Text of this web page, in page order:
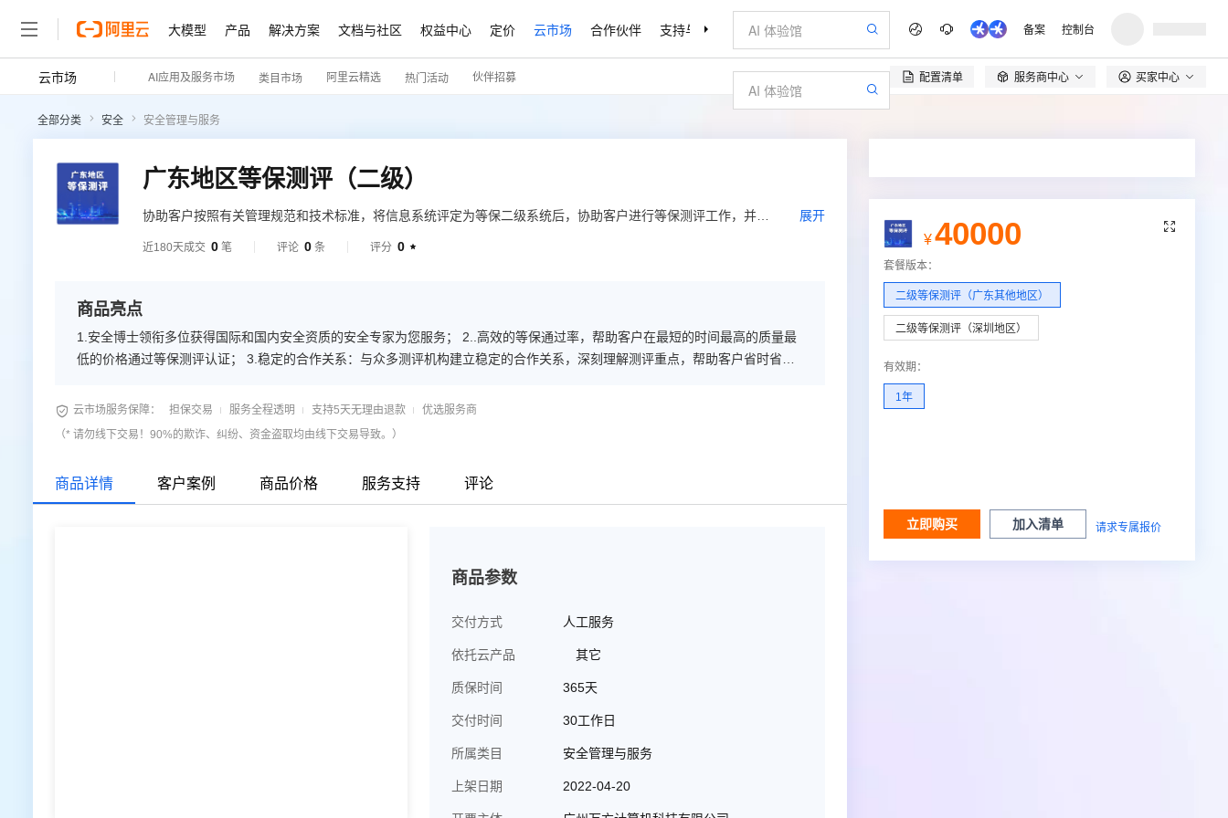
大模型 产品 解决方案 文档与社区 权益中心 定价 云市场 合作伙伴 支持与服务 了解阿里云 备案 控制台
云市场 AI应用及服务市场 类目市场 阿里云精选 热门活动 伙伴招募 配置清单  服务商中心 买家中心
全部分类 安全 安全管理与服务
广东地区等保测评（二级）
协助客户按照有关管理规范和技术标准，将信息系统评定为等保二级系统后，协助客户进行等保测评工作，并保
展开
近180天成交 0 笔 评论 0 条 评分 0 
商品亮点
1.安全博士领衔多位获得国际和国内安全资质的安全专家为您服务； 2..高效的等保通过率，帮助客户在最短的时间最高的质量最
低的价格通过等保测评认证； 3.稳定的合作关系：与众多测评机构建立稳定的合作关系，深刻理解测评重点，帮助客户省时省力
 云市场服务保障： 担保交易 服务全程透明 支持5天无理由退款
优选服务商
（* 请勿线下交易！90%的欺诈、纠纷、资金盗取均由线下交易导致。）
商品详情 客户案例 商品价格 服务支持 评论
商品参数
交付方式 人工服务
依托云产品 其它
质保时间 365天
交付时间 30工作日
所属类目 安全管理与服务
上架日期 2022-04-20

¥ 40000
套餐版本：
二级等保测评（广东其他地区）
二级等保测评（深圳地区）
有效期 ：
1年
立即购买 加入清单 请求专属报价